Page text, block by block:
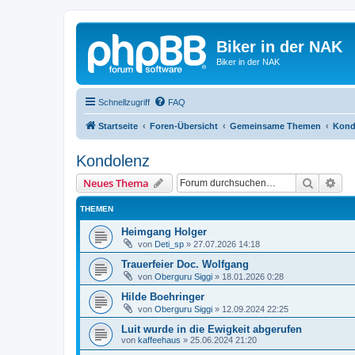
Biker in der NAK
Biker in der NAK
Schnellzugriff FAQ
Startseite Foren-Übersicht Gemeinsame Themen
Kondolenz
Neues Thema Suche
THEMEN
Heimgang Holger
von Deti_sp » 27.07.2026 14:18
Trauerfeier Doc. Wolfgang
von Oberguru Siggi » 18.01.2026 0:28
Hilde Boehringer
von Oberguru Siggi » 12.09.2024 22:25
Luit wurde in die Ewigkeit abgerufen
von kaffeehaus » 25.06.2024 21:20